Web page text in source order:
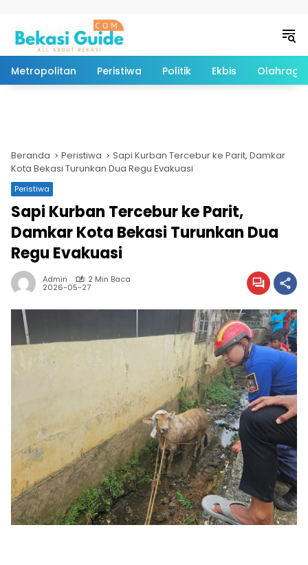
Metropolitan Peristiwa Politik Ekbis Olahraga
Beranda Peristiwa
Sapi Kurban Tercebur ke Parit, Damkar
Kota Bekasi Turunkan Dua Regu Evakuasi
Peristiwa
Sapi Kurban Tercebur ke Parit,
Damkar Kota Bekasi Turunkan Dua
Regu Evakuasi
Admin 2 Min Baca
2026-05-27